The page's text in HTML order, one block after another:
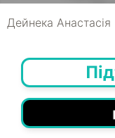
Дейнека Анастасiя